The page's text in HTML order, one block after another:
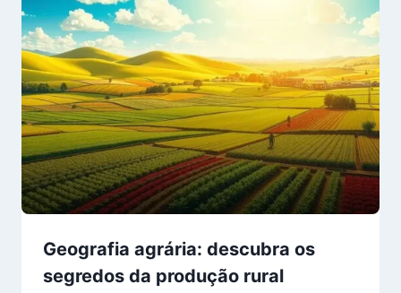
Geografia agrária: descubra os
segredos da produção rural